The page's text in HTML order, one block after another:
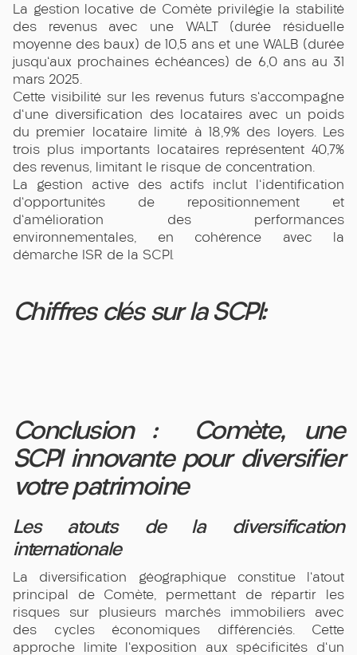
La gestion locative de Comète privilégie la stabilité
des revenus avec une WALT (durée résiduelle
moyenne des baux) de 10,5 ans et une WALB (durée
jusqu'aux prochaines échéances) de 6,0 ans au 31
mars 2025.
Cette visibilité sur les revenus futurs s'accompagne
d'une diversification des locataires avec un poids
du premier locataire limité à 18,9% des loyers. Les
trois plus importants locataires représentent 40,7%
des revenus, limitant le risque de concentration.
La gestion active des actifs inclut l'identification
d'opportunités de repositionnement et
d'amélioration des performances
environnementales, en cohérence avec la
démarche ISR de la SCPI.
Chiffres clés sur la SCPI:
Conclusion : Comète, une
SCPI innovante pour diversifier
votre patrimoine
Les atouts de la diversification
internationale
La diversification géographique constitue l'atout
principal de Comète, permettant de répartir les
risques sur plusieurs marchés immobiliers avec
des cycles économiques différenciés. Cette
approche limite l'exposition aux spécificités d'un